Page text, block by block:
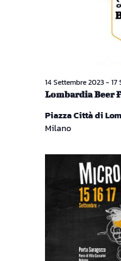
Lombardia Beer
14 Settembre 2023- 17
Piazza Città di
Milano